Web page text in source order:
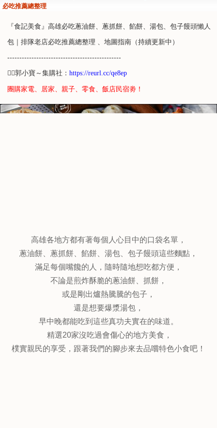
必吃推薦總整理
『食記美食』高雄必吃蔥油餅、蔥抓餅、餡餅、湯包、包子饅頭懶人
包｜排隊老店必吃推薦總整理 、地圖指南（持續更新中）
-----------------------------------------------
👉🏻郭小寶～集購社： https://reurl.cc/qe8ep
團購家電、居家、親子、零食、飯店民宿劵！
高雄各地方都有著每個人心目中的口袋名單，
蔥油餅、蔥抓餅、餡餅、湯包、包子饅頭這些麵點，
滿足每個嘴饞的人，隨時隨地想吃都方便，
不論是煎炸酥脆的蔥油餅、抓餅，
或是剛出爐熱騰騰的包子，
還是想要爆漿湯包，
早中晚都能吃到這些真功夫實在的味道。
精選20家沒吃過會傷心的地方美食，
樸實親民的享受，跟著我們的腳步來去品嚐特色小食吧！